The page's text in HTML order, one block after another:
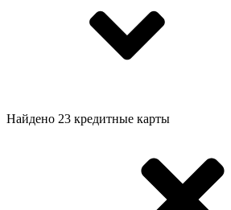
Найдено 23 кредитные карты